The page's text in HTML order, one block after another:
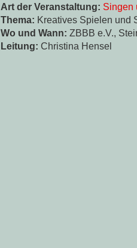
Art der Veranstaltung: Singen
Thema: Kreatives Spielen und
Wo und Wann: ZBBB e.V.,
Leitung: Christina Hensel